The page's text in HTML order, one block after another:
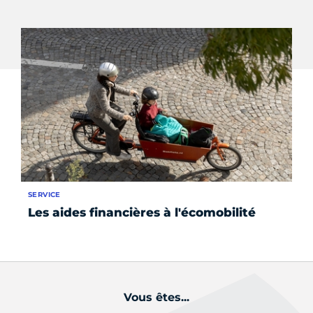
Les aides financières à l'écomobilité
SERVICE
Vous êtes...